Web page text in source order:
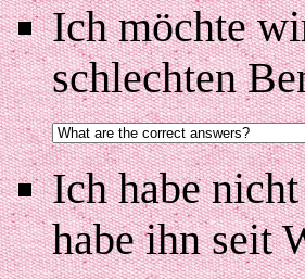
Ich möchte
schlechten
Ich habe
habe ihn seit